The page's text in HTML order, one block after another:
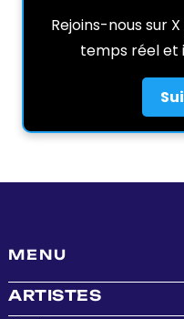
Rejoins-nous sur
temps réel et
MENU
ARTISTES